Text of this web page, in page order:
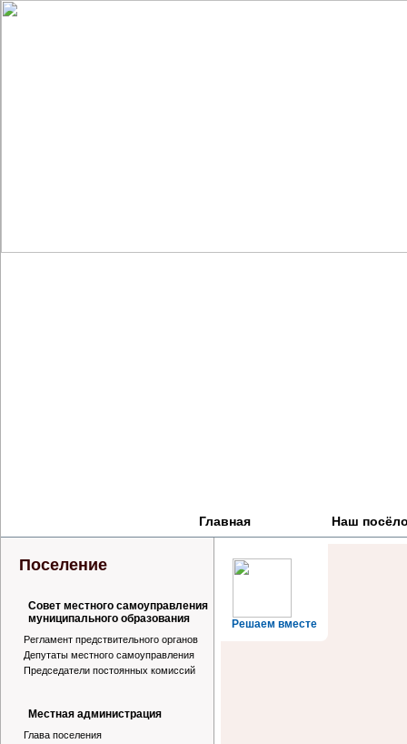
Главная Наш
Поселение
Совет местного самоуправления
муниципального образования
Регламент предствительного органов
Депутаты местного самоуправления
Председатели постоянных комиссий
Местная администрация
Глава поселения
Решаем вместе